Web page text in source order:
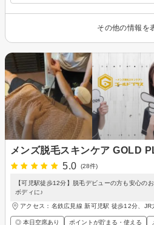
その他の情報を
メンズ脱毛スキンケア GOLD
5.0
(28件)
【可児駅徒歩12分】脱毛デビューの方も安心の
ボディに♪
アクセス：名鉄広見線 新可児駅 徒歩12分、
◎ 本日空席あり ポイントが貯まる・使える